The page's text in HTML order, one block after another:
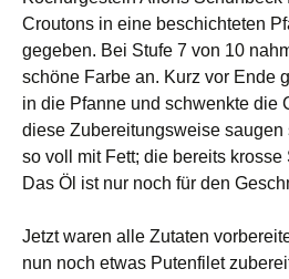
Croutons in eine beschichteten
gegeben. Bei Stufe 7 von 10
schöne Farbe an. Kurz vor Ende
in die Pfanne und schwenkte die
diese Zubereitungsweise
so voll mit Fett; die bereits krosse
Das Öl ist nur noch für den
Jetzt waren alle Zutaten
nun noch etwas Putenfilet